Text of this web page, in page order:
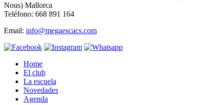
Nous) Mallorca
Teléfono: 668 891 164
Email: info@megaescacs.com
Home
El club
La escuela
Novedades
Agenda